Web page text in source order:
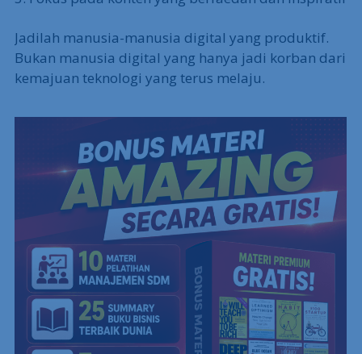
Jadilah manusia-manusia digital yang produktif.
Bukan manusia digital yang hanya jadi korban dari
kemajuan teknologi yang terus melaju.